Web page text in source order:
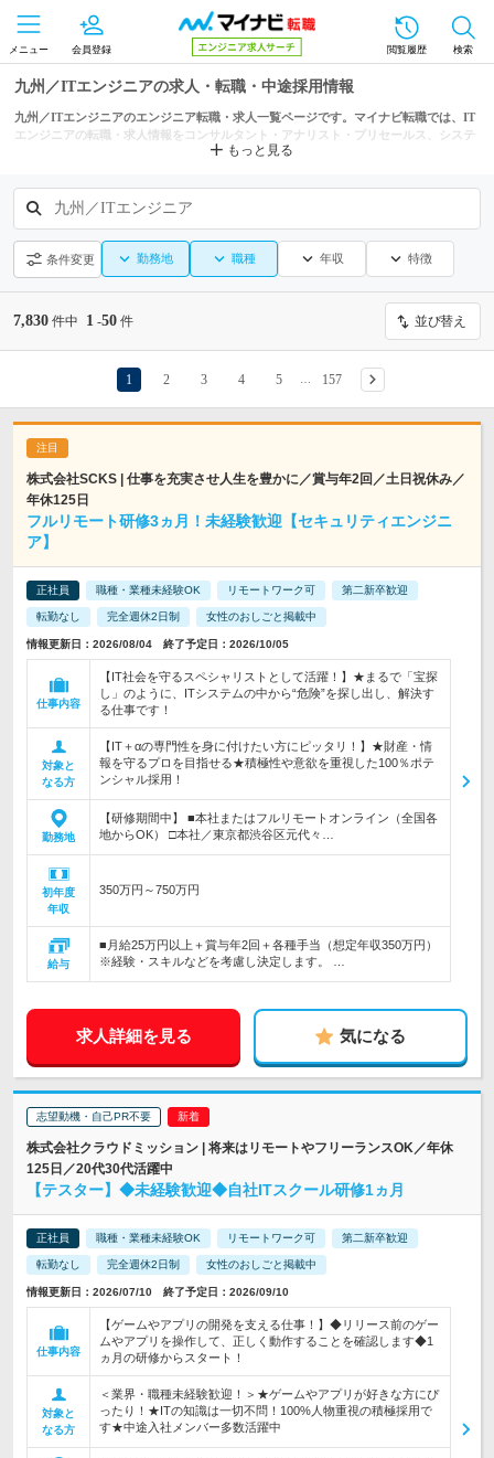
メニュー 会員登録 閲覧履歴 検索
九州／ITエンジニアの求人・転職・中途採用情報
九州／ITエンジニアのエンジニア転職・求人一覧ページです。マイナビ転職では、IT
エンジニアの転職・求人情報をコンサルタント・アナリスト・プリセールス、システ
ム開発（WEB・オープン・モバイル系）、システム開発（汎用機系）などの条件から
もっと見る
九州／ITエンジニア
条件変更 勤務地 職種 年収 特徴
7,830 件中 1 -50 件 並び替え
1 2 3 4 5 157
株式会社SCKS | 仕事を充実させ人生を豊かに／賞与年2回／土日祝休み／
年休125日
フルリモート研修3ヵ月！未経験歓迎【セキュリティエンジニ
ア】
正社員 職種・業種未経験OK リモートワーク可 第二新卒歓迎
転勤なし 完全週休2日制 女性のおしごと掲載中
情報更新日：2026/08/04 終了予定日：2026/10/05
仕事内容
【IT社会を守るスペシャリストとして活躍！】★まるで「宝探
し」のように、ITシステムの中から“危険”を探し出し、解決す
る仕事です！
対象と
なる方
【IT＋αの専門性を身に付けたい方にピッタリ！】★財産・情
報を守るプロを目指せる★積極性や意欲を重視した100％ポテ
ンシャル採用！
勤務地
【研修期間中】 ■本社またはフルリモートオンライン（全国各
地からOK） □本社／東京都渋谷区元代々…
初年度
年収
350万円～750万円
給与
■月給25万円以上＋賞与年2回＋各種手当（想定年収350万円）
※経験・スキルなどを考慮し決定します。 …
求人詳細を見る 気になる
志望動機・自己PR不要
株式会社クラウドミッション | 将来はリモートやフリーランスOK／年休
125日／20代30代活躍中
【テスター】◆未経験歓迎◆自社ITスクール研修1ヵ月
正社員 職種・業種未経験OK リモートワーク可 第二新卒歓迎
転勤なし 完全週休2日制 女性のおしごと掲載中
情報更新日：2026/07/10 終了予定日：2026/09/10
仕事内容
【ゲームやアプリの開発を支える仕事！】◆リリース前のゲー
ムやアプリを操作して、正しく動作することを確認します◆1
ヵ月の研修からスタート！
対象と
なる方
＜業界・職種未経験歓迎！＞★ゲームやアプリが好きな方にぴ
ったり！★ITの知識は一切不問！100%人物重視の積極採用で
す★中途入社メンバー多数活躍中